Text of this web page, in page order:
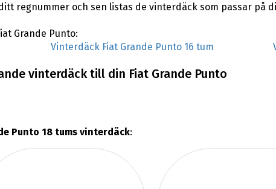
regnummer och sen listas de vinterdäck som passar på
Grande Punto:
Vinterdäck Fiat Grande Punto 16 tum
vinterdäck till din Fiat Grande Punto
Punto 18 tums vinterdäck: